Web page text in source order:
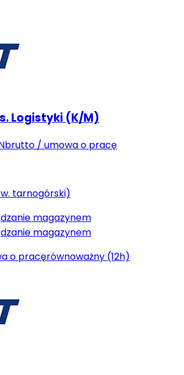
Logistyki (K/M)
brutto / umowa o pracę
tarnogórski)
magazynem
magazynem
o pracęrównoważny (12h)